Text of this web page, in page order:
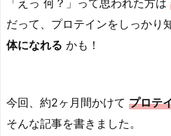
「えっ 何？」って思われた方は
だって、プロテインをしっかり
体になれる かも！
今回、約2ヶ月間かけて プロテ
そんな記事を書きました。